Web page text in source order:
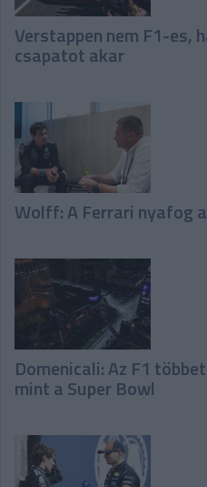
Verstappen nem F1-es,
csapatot akar
Wolff: A Ferrari nyafog
Domenicali: Az F1
mint a Super Bowl